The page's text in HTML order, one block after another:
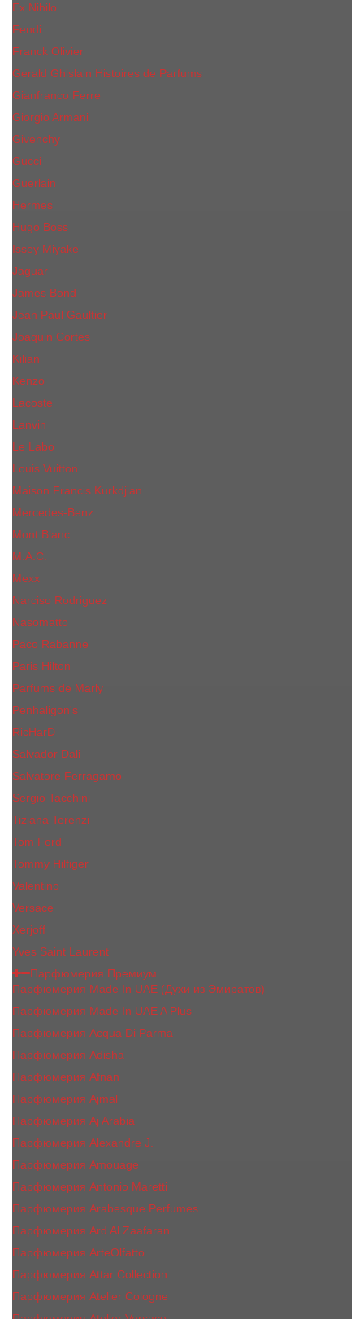
Ex Nihilo
Fendi
Franck Olivier
Gerald Ghislain Histoires de Parfums
Gianfranco Ferre
Giorgio Armani
Givenchy
Gucci
Guerlain
Hermes
Hugo Boss
Issey Miyake
Jaguar
James Bond
Jean Paul Gaultier
Joaquin Сortes
Kilian
Kenzo
Lacoste
Lanvin
Le Labo
Louis Vuitton
Maison Francis Kurkdjian
Mercedes-Benz
Mont Blanc
M.А.C.
Mexx
Narciso Rodriguez
Nasomatto
Paco Rabanne
Paris Hilton
Parfums de Marly
Penhaligon​'s
RicHarD
Salvador Dali
Salvatore Ferragamo
Sergio Tacchini
Tiziana Terenzi
Tom Ford
Tommy Hilfiger
Valentino
Versace
Xerjoff
Yves Saint Laurent
Парфюмерия Премиум
Парфюмерия Made In UAE (Духи из Эмиратов)
Парфюмерия Made In UAE A Plus
Парфюмерия Acqua Di Parma
Парфюмерия Adisha
Парфюмерия Afnan
Парфюмерия Ajmal
Парфюмерия Aj Arabia
Парфюмерия Alexandre J.
Парфюмерия Amouage
Парфюмерия Antonio Maretti
Парфюмерия Arabesque Perfumes
Парфюмерия Ard Al Zaafaran
Парфюмерия ArteOlfatto
Парфюмерия Attar Collection
Парфюмерия Atelier Cologne